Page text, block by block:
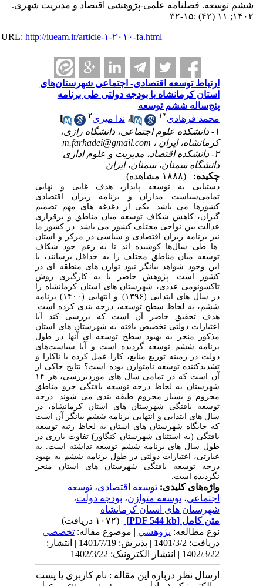
ششم توسعه. فصلنامه علمی-پژوهشی اقتصاد و مدیریت شهری.
۱۴۰۲; ۱۱ (۴۲) :۱۵-۳۲
URL:http://iueam.ir/article-۱-۲۰۱۰-fa.html
ارتباط توسعه اقتصادی- اجتماعی شهرستان‌های
استان کرمانشاه با بودجه دولتی طی برنامه
پنج‌ساله ششم توسعه
محمد فرهادی* ۱ ،ندا میری۲
۱- دانشکده علوم اجتماعی، دانشگاه رازی،
کرمانشاه، ایران ، m.farhadei@gmail.com
۲- دانشکده اقتصاد، مدیریت و علوم اداری
دانشگاه سمنان، سمنان، ایران
چکیده:
دستیابی به توسعه پایدار، هدف غایی و نهایی
تمامی‌سیاست‎ مداران و برنامه‌ ریزان اقتصادی
کشورها می‌ باشد. یکی از دغدغه ‌های مهم تصمیم‌
گیران، کاهش شکاف توسعه میان مناطق و برقراری
عدالت بین نواحی مختلف کشور می ‌باشد. در کشور ما
نیز برنامه ‌ریزان اقتصادی و سیاسی در مرکز و استان
‌ها طی سال‌ها کوشیده ‌اند تا به زعم خود شکاف
توسعه میان مناطق مختلف را به حداقل برسانند، با
این وجود شواهد بیانگر نبود توازن‌ های منطقه‌ ای در
کشور است. پژوهش حاضر با به‌ کارگیری روش
تاکسونومی عددی، شهرستان ‌های استان کرمانشاه را
در سال ‌های ابتدایی (۱۳۹۶) و انتهایی (۱۴۰۰) برنامه
ششم، به لحاظ سطح توسعه، درجه ‌بندی کرده است.
هدف تحقیق حاضر آن است که بررسی کند آیا
اعتبارات دولتی تخصیص ‌یافته به شهرستان ‌های استان
مذکور منجر به بهبود سطح توسعه ‌ای آنها در طول
برنامه ششم توسعه گردیده است و آیا سیاست‌های
دولت در زمینه توزیع منابع، کارا عمل کرده یا ناکارا و
تشدید‌کننده توسعه نامتوازن بوده است؟ نتایج حاکی از
آن است که در تمامی سال‌ های موردبررسی، هر ۱۴
شهرستان به لحاظ درجه توسعه‌ یافتگی جزو مناطق
محروم و بسیار محروم طبقه ‌بندی می ‌شوند. درجه
توسعه ‌یافتگی شهرستان ‌های استان کرمانشاه، در
سال ‌های ابتدایی و انتهایی برنامه ششم بیانگر آن است
که جایگاه شهرستان ‌های استان به لحاظ رتبه توسعه
‌یافتگی (به استثنای شهرستان کنگاور) تفاوت بارزی در
طول سال‌ های برنامه ششم توسعه نداشته است. به
عبارتی، اعتبارات دولتی در طول برنامه ششم به بهبود
درجه توسعه ‌یافتگی شهرستان‌ های استان منجر
نگردیده است.
واژه‌های کلیدی:توسعه اقتصادی،توسعه
اجتماعی،توسعه متوازن ،بودجه دولت،
شهرستان ‌های استان کرمانشاه
متن کامل[PDF 544 kb]
نوع مطالعه:پژوهشي| موضوع مقاله:تخصصي
دریافت: 1401/3/2 | پذیرش: 1401/7/19 | انتشار:
1402/3/22 | انتشار الکترونیک: 1402/3/22
ارسال نظر درباره این مقاله : نام کاربری یا پست